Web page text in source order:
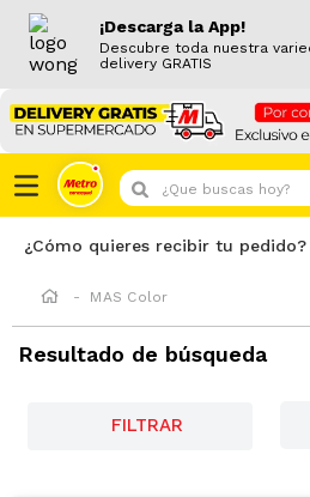
¡Descarga la App!
Descubre toda nuestra
delivery GRATIS
¿Que buscas hoy?
¿Cómo quieres recibir tu pedido?
MAS Color
Resultado de búsqueda
FILTRAR